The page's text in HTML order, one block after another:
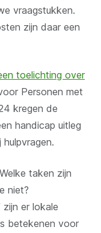
vraagstukken.
zijn daar een
toelichting over
Personen met
kregen de
handicap uitleg
taken zijn
niet?
zijn er lokale
betekenen voor